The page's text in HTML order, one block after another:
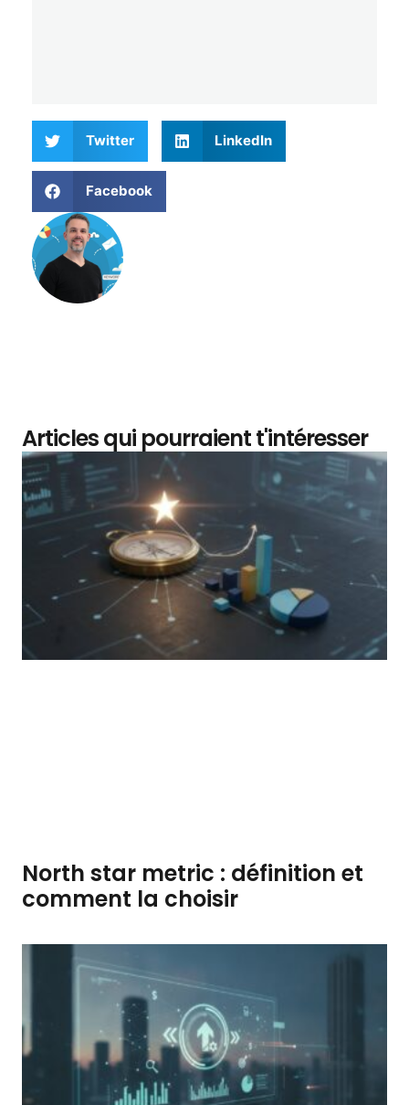
Twitter LinkedIn
Facebook
Articles qui pourraient t'intéresser
North star metric : définition et
comment la choisir